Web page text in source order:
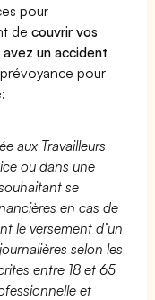
pour
decouvrir vos
un accident
pour
aux Travailleurs
ou dans une
se
en cas de
le versement d’un
selon les
entre 18 et 65
et